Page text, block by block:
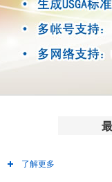
了解更多